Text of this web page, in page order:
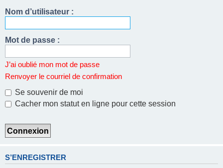
Nom d’utilisateur :
Mot de passe :
J’ai oublié mon mot de passe
Renvoyer le courriel de confirmation
Se souvenir de moi
Cacher mon statut en ligne pour cette session
S’ENREGISTRER